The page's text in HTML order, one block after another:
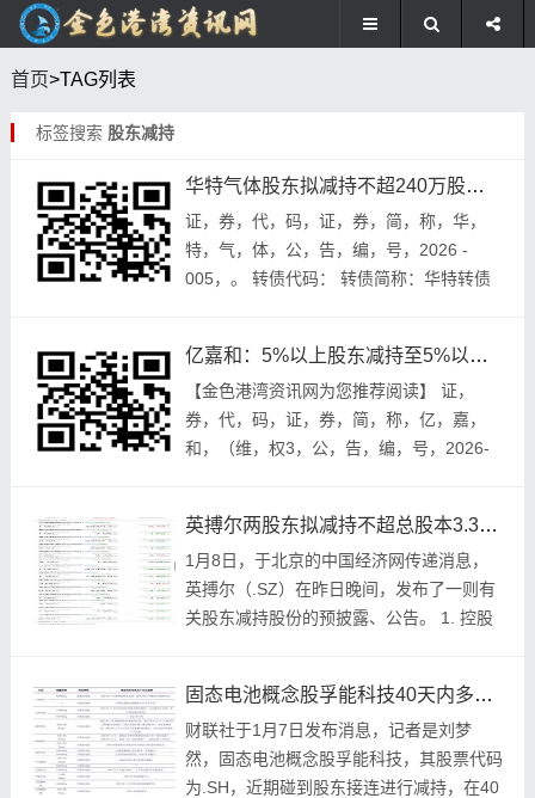
首页>TAG列表
标签搜索 股东减持
华特气体股东拟减持不超240万股，2月4日至4月30日进行
证，券，代，码，证，券，简，称，华，
特，气，体，公，告，编，号，2026 -
005，。 转债代码： 转债简称：华特转债
事...
亿嘉和：5%以上股东减持至5%以下，权益变动提示性公告
【金色港湾资讯网为您推荐阅读】 证，
券，代，码，证，券，简，称，亿，嘉，
和，（维，权3，公，告，编，号，2026-
英搏尔两股东拟减持不超总股本3.31%，套现约2.66亿元
1月8日，于北京的中国经济网传递消息，
英搏尔（.SZ）在昨日晚间，发布了一则有
关股东减持股份的预披露、公告。 1. 控股
为...
固态电池概念股孚能科技40天内多名股东计划减持合计最高约5.68%
财联社于1月7日发布消息，记者是刘梦
然，固态电池概念股孚能科技，其股票代码
为.SH，近期碰到股东接连进行减持，在40